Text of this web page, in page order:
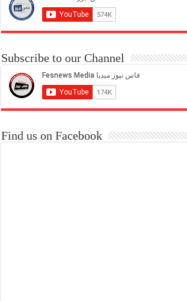
Subscribe to our Channel
Find us on Facebook